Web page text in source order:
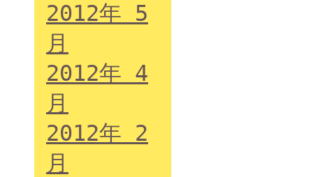
2012年 5
月
2012年 4
月
2012年 2
月